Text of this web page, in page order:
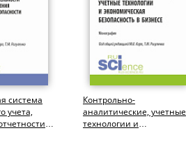
система
учета,
и
Контрольно-
аналитические, учетные
технологии и